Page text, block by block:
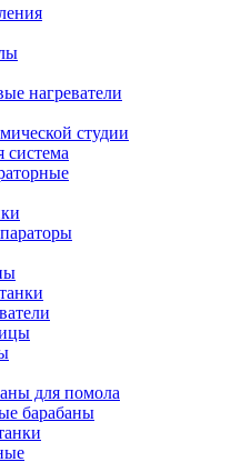
нагреватели
студии
система
для помола
барабаны